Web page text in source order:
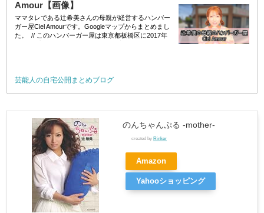
Amour【画像】
ママタレである辻希美さんの母親が経営するハンバー
ガー屋Ciel Amourです。Googleマップからまとめまし
た。 // このハンバーガー屋は東京都板橋区に2017年
芸能人の自宅公開まとめブログ
のんちゃんぷる -mother-
created by Rinker
Amazon
Yahooショッピング